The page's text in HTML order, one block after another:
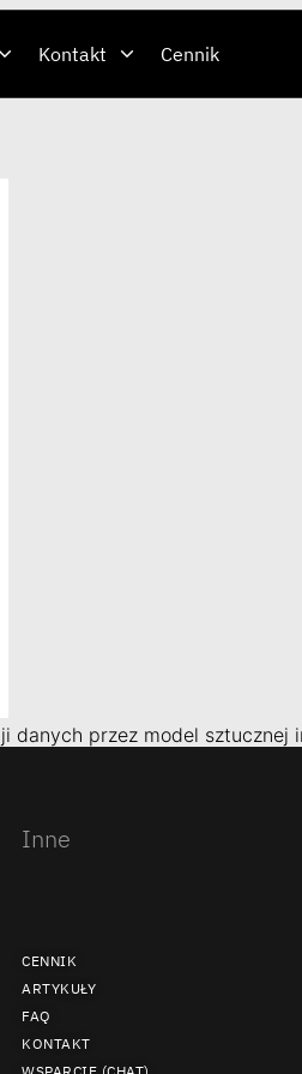
Kontakt Cennik
danych przez model sztucznej
Inne
CENNIK
ARTYKUŁY
FAQ
KONTAKT